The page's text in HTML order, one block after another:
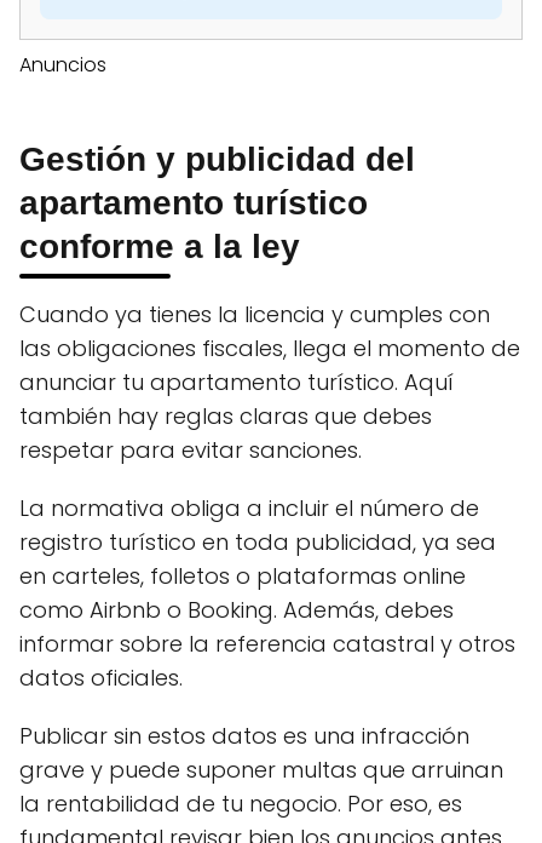
Anuncios
Gestión y publicidad del
apartamento turístico
conforme a la ley
Cuando ya tienes la licencia y cumples con
las obligaciones fiscales, llega el momento de
anunciar tu apartamento turístico. Aquí
también hay reglas claras que debes
respetar para evitar sanciones.
La normativa obliga a incluir el número de
registro turístico en toda publicidad, ya sea
en carteles, folletos o plataformas online
como Airbnb o Booking. Además, debes
informar sobre la referencia catastral y otros
datos oficiales.
Publicar sin estos datos es una infracción
grave y puede suponer multas que arruinan
la rentabilidad de tu negocio. Por eso, es